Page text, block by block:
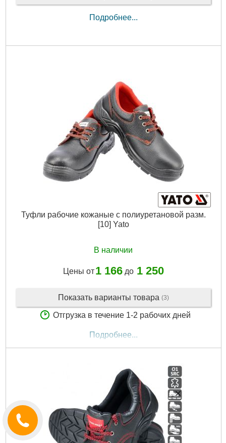
Подробнее...
Туфли рабочие кожаные с полиуретановой разм.
[10] Yato
В наличии
Цены от 1 166до 1 250
Показать варианты товара (3)
Отгрузка в течение 1-2 рабочих дней
Подробнее...